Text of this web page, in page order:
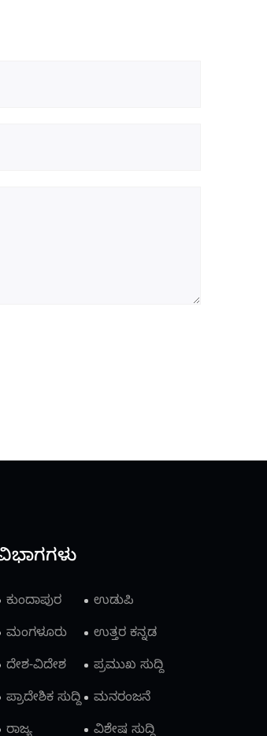
ಕುಂದಾಪುರ
ಉಡುಪಿ
ಮಂಗಳೂರು
ಉತ್ತರ ಕನ್ನಡ
ದೇಶ-ವಿದೇಶ
ಪ್ರಮುಖ ಸುದ್ದಿ
ಪ್ರಾದೇಶಿಕ ಸುದ್ದಿ
ಮನರಂಜನೆ
ರಾಜ್ಯ
ವಿಶೇಷ ಸುದ್ದಿ